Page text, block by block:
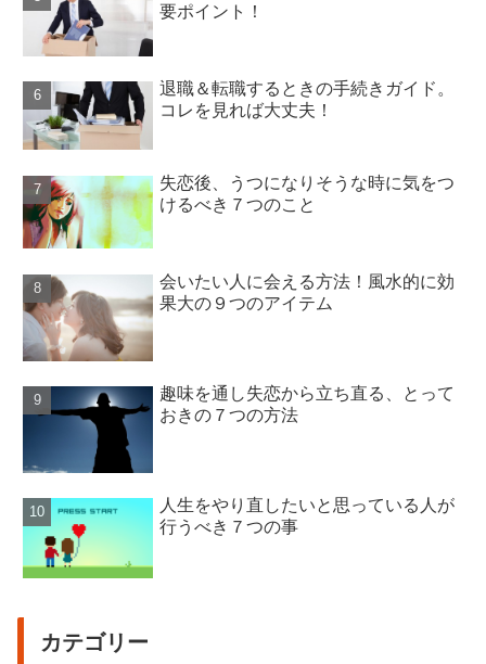
要ポイント！
退職＆転職するときの手続きガイド。
コレを見れば大丈夫！
失恋後、うつになりそうな時に気をつ
けるべき７つのこと
会いたい人に会える方法！風水的に効
果大の９つのアイテム
趣味を通し失恋から立ち直る、とって
おきの７つの方法
人生をやり直したいと思っている人が
行うべき７つの事
カテゴリー